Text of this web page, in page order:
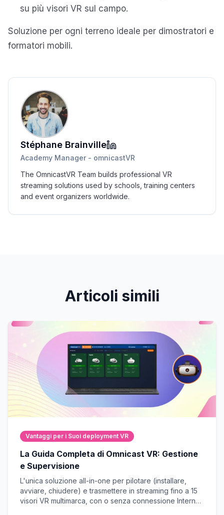
su più visori VR sul campo.
Soluzione per ogni terreno ideale per dimostratori e
formatori mobili.
Stéphane Brainville
Academy Manager - omnicastVR
The OmnicastVR Team builds professional VR
streaming solutions used by schools, training centers
and event organizers worldwide.
Articoli simili
Vantaggi per i Suoi deployment VR
La Guida Completa di Omnicast VR: Gestione
e Supervisione
L'unica soluzione all-in-one per pilotare (installare,
avviare, chiudere) e trasmettere in streaming fino a 15
visori VR multimarca, con o senza connessione Internet.